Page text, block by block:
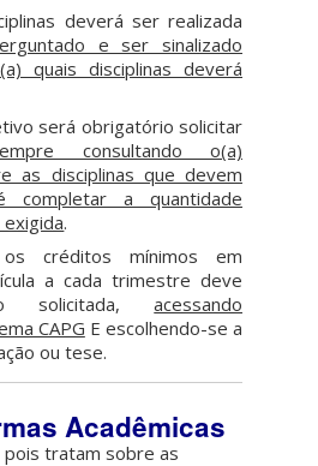
deverá ser realizada
e ser sinalizado
quais disciplinas deverá
será obrigatório solicitar
empre consultando o(a)
as disciplinas que devem
completar a quantidade
.
créditos mínimos em
a cada trimestre deve
solicitada,acessando
CAPG E escolhendo-se a
ou tese.
Acadêmicas
pois tratam sobre as